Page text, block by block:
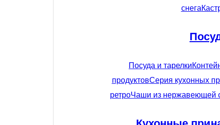
снега
Посуда и тарелки
продуктовСерия кухонных
ретроЧаши из нержавеющей